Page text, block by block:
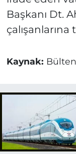
Başkanı Dt.
Kaynak: Bülten